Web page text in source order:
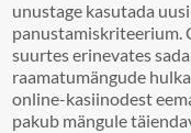
unustage kasutada
panustamiskriteerium.
suurtes erinevates
raamatumängude
online-kasiinodest
pakub mängule